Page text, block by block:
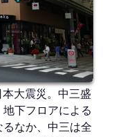
大震災。中三盛
下フロアによる
なか、中三は全